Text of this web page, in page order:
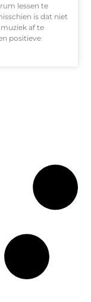
lessen te
is dat niet
af te
positieve